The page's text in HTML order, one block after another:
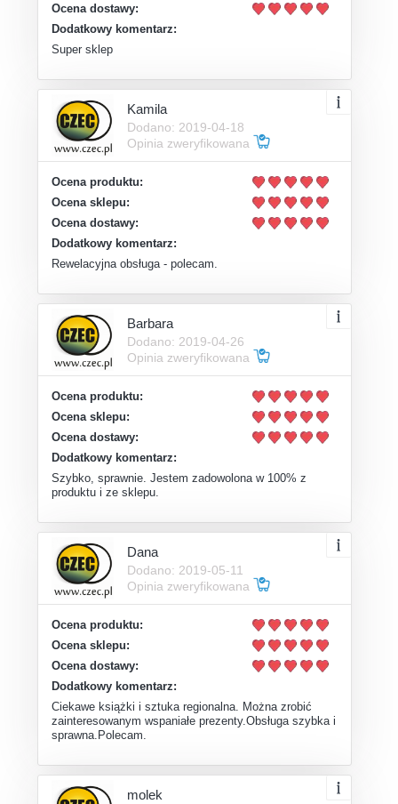
Ocena dostawy:
Dodatkowy komentarz:
Super sklep
Kamila
Dodano: 2019-04-18
Opinia zweryfikowana
Ocena produktu:
Ocena sklepu:
Ocena dostawy:
Dodatkowy komentarz:
Rewelacyjna obsługa - polecam.
Barbara
Dodano: 2019-04-26
Opinia zweryfikowana
Ocena produktu:
Ocena sklepu:
Ocena dostawy:
Dodatkowy komentarz:
Szybko, sprawnie. Jestem zadowolona w 100% z
produktu i ze sklepu.
Dana
Dodano: 2019-05-11
Opinia zweryfikowana
Ocena produktu:
Ocena sklepu:
Ocena dostawy:
Dodatkowy komentarz:
Ciekawe książki i sztuka regionalna. Można zrobić
zainteresowanym wspaniałe prezenty.Obsługa szybka i
sprawna.Polecam.
molek